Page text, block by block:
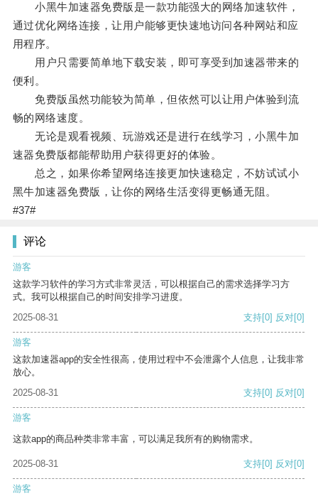
小黑牛加速器免费版是一款功能强大的网络加速软件，
通过优化网络连接，让用户能够更快速地访问各种网站和应
用程序。
用户只需要简单地下载安装，即可享受到加速器带来的
便利。
免费版虽然功能较为简单，但依然可以让用户体验到流
畅的网络速度。
无论是观看视频、玩游戏还是进行在线学习，小黑牛加
速器免费版都能帮助用户获得更好的体验。
总之，如果你希望网络连接更加快速稳定，不妨试试小
黑牛加速器免费版，让你的网络生活变得更畅通无阻。
#37#
评论
游客
这款学习软件的学习方式非常灵活，可以根据自己的需求选择学习方
式。我可以根据自己的时间安排学习进度。
2025-08-31
支持[0] 反对[0]
游客
这款加速器app的安全性很高，使用过程中不会泄露个人信息，让我非常
放心。
2025-08-31
支持[0] 反对[0]
游客
这款app的商品种类非常丰富，可以满足我所有的购物需求。
2025-08-31 支持[0] 反对[0]
游客